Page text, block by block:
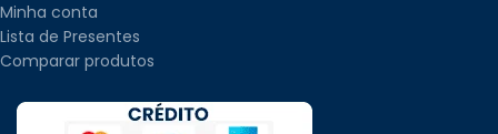
Minha conta
Lista de Presentes
Comparar produtos